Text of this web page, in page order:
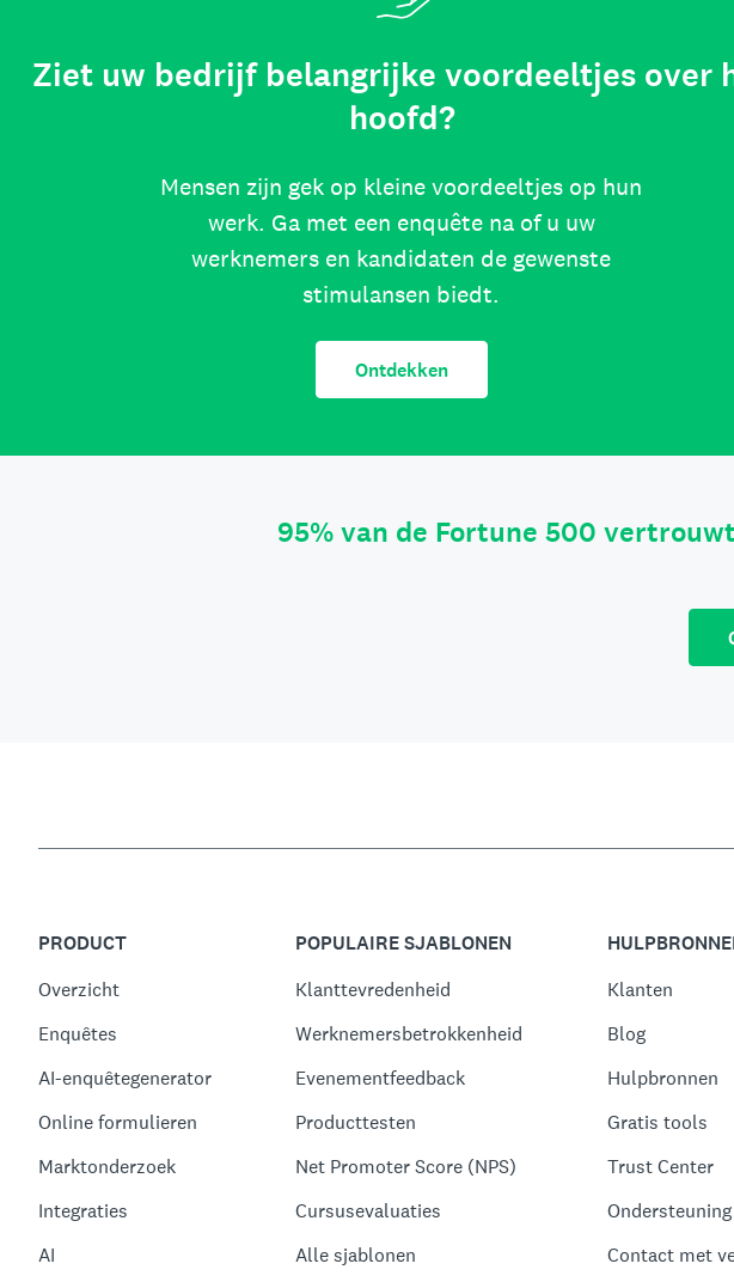
Ziet uw bedrijf belangrijke voordeeltjes over
hoofd?
Mensen zijn gek op kleine voordeeltjes op hun
werk. Ga met een enquête na of u uw
werknemers en kandidaten de gewenste
stimulansen biedt.
Ontdekken
95% van de Fortune 500
PRODUCT
Overzicht
Enquêtes
AI-enquêtegenerator
Online formulieren
Marktonderzoek
Integraties
AI
POPULAIRE SJABLONEN
Klanttevredenheid
Werknemersbetrokkenheid
Evenementfeedback
Producttesten
Net Promoter Score (NPS)
Cursusevaluaties
Alle sjablonen
Klanten
Blog
Hulpbronnen
Gratis tools
Trust Center
Ondersteuning
Contact met